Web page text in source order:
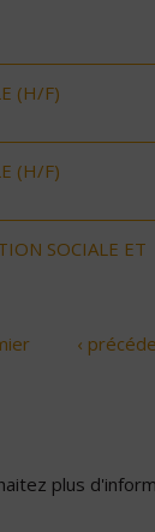
(H/F)
(H/F)
SOCIALE ET
‹
plus